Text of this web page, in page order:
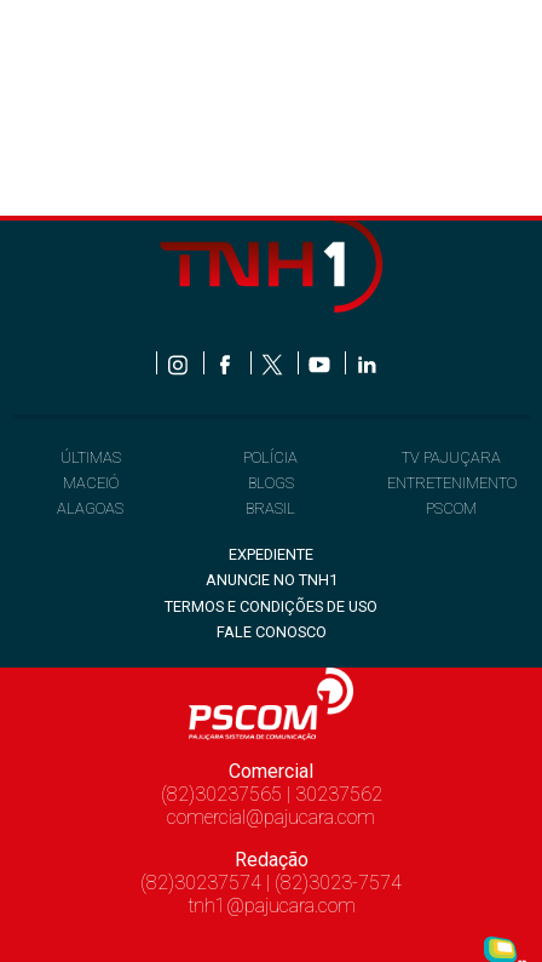
ÚLTIMAS
MACEIÓ
ALAGOAS
POLÍCIA
BLOGS
BRASIL
TV PAJUÇARA
ENTRETENIMENTO
PSCOM
EXPEDIENTE
ANUNCIE NO TNH1
TERMOS E CONDIÇÕES DE USO
FALE CONOSCO
Comercial
(82)30237565 | 30237562
comercial@pajucara.com
Redação
(82)30237574 | (82)3023-7574
tnh1@pajucara.com